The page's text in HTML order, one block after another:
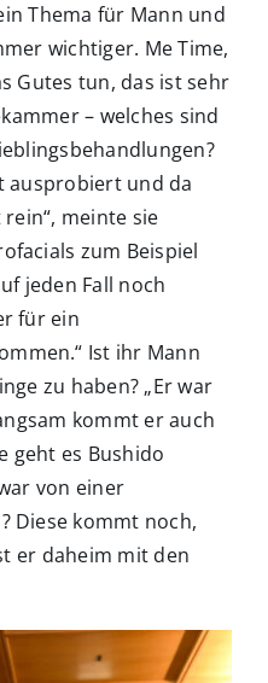
Thema für Mann und
wichtiger. Me Time,
Gutes tun, das ist sehr
– welches sind
ausprobiert und da
meinte sie
zum Beispiel
jeden Fall noch
für ein
Ist ihr Mann
zu haben? „Er war
kommt er auch
geht es Bushido
von einer
Diese kommt noch,
er daheim mit den